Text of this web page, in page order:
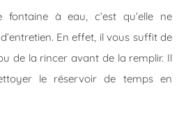
fontaine à eau, c’est qu’elle ne
En effet, il vous suffit de
de la rincer avant de la remplir. Il
le réservoir de temps en